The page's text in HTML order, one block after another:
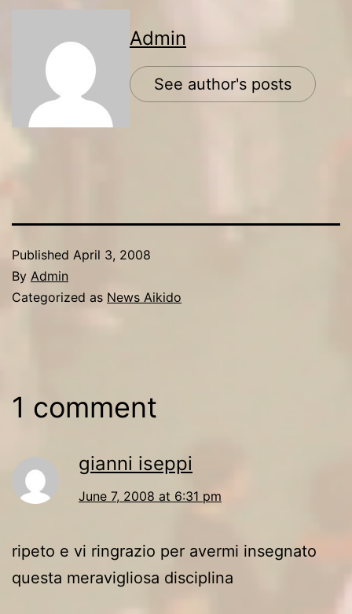
Admin
See author's posts
Published April 3, 2008
By Admin
Categorized as News Aikido
1 comment
gianni iseppi
June 7, 2008 at 6:31 pm
ripeto e vi ringrazio per avermi insegnato
questa meravigliosa disciplina